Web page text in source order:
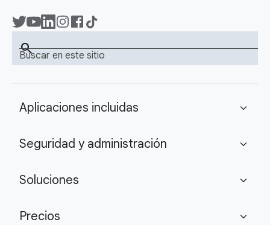
Buscar en este sitio
search
Aplicaciones incluidas expand_more
Seguridad y administración expand_more
Soluciones expand_more
Precios expand_more